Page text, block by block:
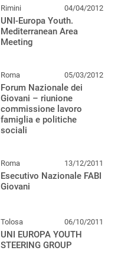
Rimini 04/04/2012
UNI-Europa Youth.
Mediterranean Area
Meeting
Roma 05/03/2012
Forum Nazionale dei
Giovani – riunione
commissione lavoro
famiglia e politiche
sociali
Roma 13/12/2011
Esecutivo Nazionale FABI
Giovani
Tolosa 06/10/2011
UNI EUROPA YOUTH
STEERING GROUP